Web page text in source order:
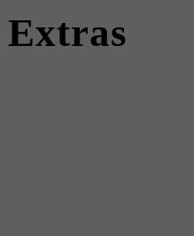
Extras